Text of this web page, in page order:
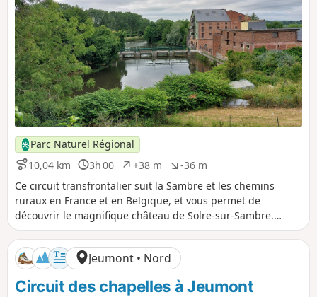
Parc Naturel Régional
10,04 km
D
i
s
t
a
n
c
e
3h 00
D
u
r
é
e
+38 m
D
é
n
i
v
e
l
é
p
o
-36 m
D
é
i
v
e
l
é
n
é
Ce circuit transfrontalier suit la Sambre et les chemins
ruraux en France et en Belgique, et vous permet de
découvrir le magnifique château de Solre-sur-Sambre.
Promenez-vous en toute tranquillité et observez les
paysages et la biodiversité.
Jeumont • Nord
Circuit des chapelles à Jeumont